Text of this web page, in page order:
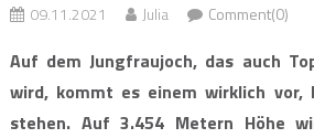
09.11.2021 Julia Comment(0)
Auf dem Jungfraujoch, das auch
wird, kommt es einem wirklich vor,
stehen. Auf 3.454 Metern Höhe